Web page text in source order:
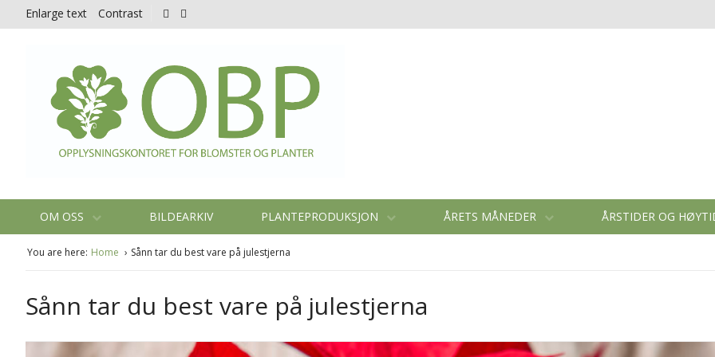
Enlarge text Contrast
OM OSS BILDEARKIV PLANTEPRODUKSJON ÅRETS MÅNEDER ÅRSTIDER OG
You are here: Home Sånn tar du best vare på julestjerna
Sånn tar du best vare på julestjerna